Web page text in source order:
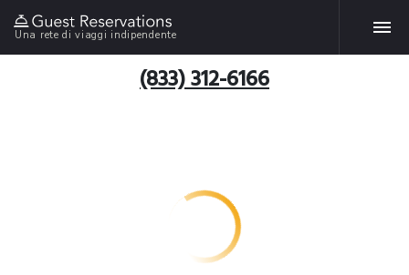
Una rete di viaggi indipendente
(833) 312-6166